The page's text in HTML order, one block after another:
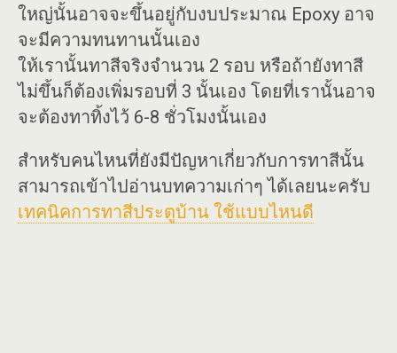
ใหญ่นั้นอาจจะขึ้นอยู่กับงบประมาณ Epoxy อาจ
จะมีความทนทานนั้นเอง
ให้เรานั้นทาสีจริงจำนวน 2 รอบ หรือถ้ายังทาสี
ไม่ขึ้นก็ต้องเพิ่มรอบที่ 3 นั้นเอง โดยที่เรานั้นอาจ
จะต้องทาทิ้งไว้ 6-8 ชั่วโมงนั้นเอง
สำหรับคนไหนที่ยังมีปัญหาเกี่ยวกับการทาสีนั้น
สามารถเข้าไปอ่านบทความเก่าๆ ได้เลยนะครับ
เทคนิคการทาสีประตูบ้าน ใช้แบบไหนดี